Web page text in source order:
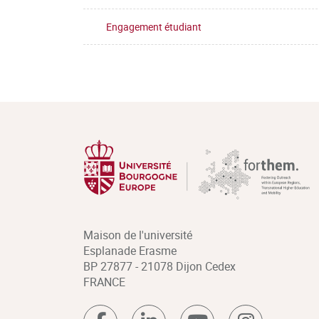
Engagement étudiant
Maison de l'université
Esplanade Erasme
BP 27877 - 21078 Dijon Cedex
FRANCE